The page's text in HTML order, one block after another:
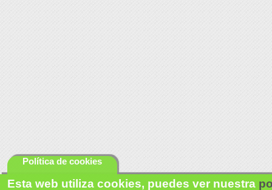
Esta web utiliza cookies, puedes ver nuestra
Política de cookies